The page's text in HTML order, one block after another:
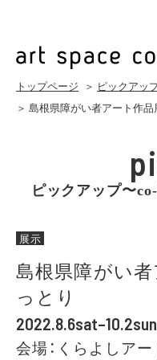
トップページ ＞ ピックアッ
＞ 島根県障がい者アート作
ピックアップ〜
展示
島根県障がい
っとり
2022.8.6sat–10.2sun
会場：くらよしア